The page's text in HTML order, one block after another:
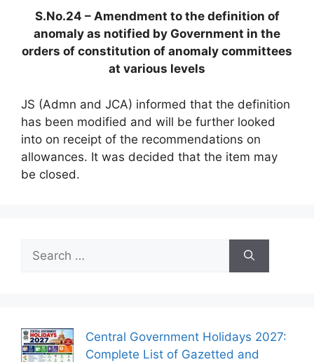
S.No.24 – Amendment to the definition of
anomaly as notified by Government in the
orders of constitution of anomaly committees
at various levels
JS (Admn and JCA) informed that the definition
has been modified and will be further looked
into on receipt of the recommendations on
allowances. It was decided that the item may
be closed.
for:
Central Government Holidays 2027:
Complete List of Gazetted and